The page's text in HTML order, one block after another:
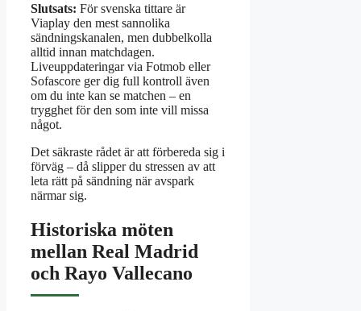
Slutsats: För svenska tittare är
Viaplay den mest sannolika
sändningskanalen, men dubbelkolla
alltid innan matchdagen.
Liveuppdateringar via Fotmob eller
Sofascore ger dig full kontroll även
om du inte kan se matchen – en
trygghet för den som inte vill missa
något.
Det säkraste rådet är att förbereda sig i
förväg – då slipper du stressen av att
leta rätt på sändning när avspark
närmar sig.
Historiska möten
mellan Real Madrid
och Rayo Vallecano